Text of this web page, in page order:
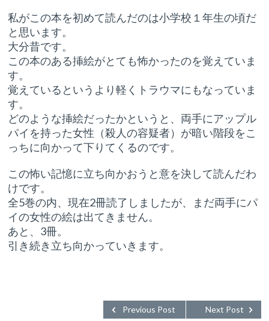
私がこの本を初めて読んだのは小学校１年生の頃だ
と思います。
大分昔です。
この本のある挿絵がとても怖かったのを覚えていま
す。
覚えているというより軽くトラウマにもなっていま
す。
どのような挿絵だったかというと、両手にアップル
パイを持った女性（殺人の容疑者）が暗い階段をこ
っちに向かって下りてくるのです。
この怖い記憶に立ち向かおうと意を決して読んだわ
けです。
全5巻の内、現在2冊読了しましたが、まだ両手にパ
イの女性の絵は出てきません。
あと、3冊。
引き続き立ち向かっていきます。
Next Post
Previous Post